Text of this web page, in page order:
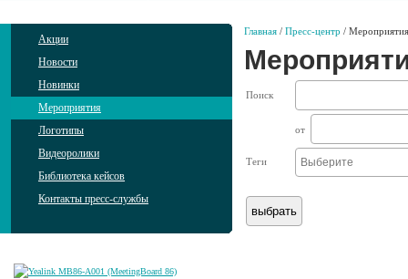
Акции
Новости
Новинки
Мероприятия
Логотипы
Видеоролики
Библиотека кейсов
Контакты пресс-службы
Главная / Пресс-центр / Мероприятия
Поиск
от
Теги